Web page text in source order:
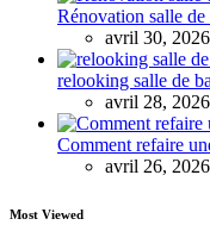
Rénovation salle
avril 30, 2026
relooking salle de
avril 28, 2026
Comment refaire
avril 26, 2026
Most Viewed